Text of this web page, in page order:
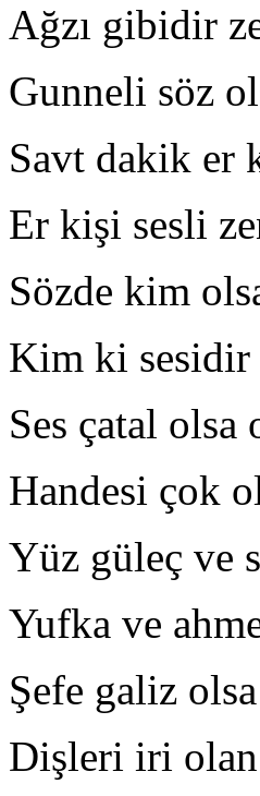
Ağzı
Gunneli
Savt
Er kişi
Sözde kim
Kim ki
Ses çatal
Handesi
Yüz güleç
Yufka ve
Şefe galiz
Dişleri iri